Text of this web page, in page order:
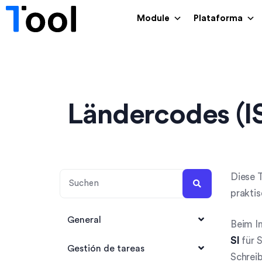
Module Plataforma
Ländercodes
General
1Tool Account anlegen
Gestión de tareas
Diese
Beim
SI für